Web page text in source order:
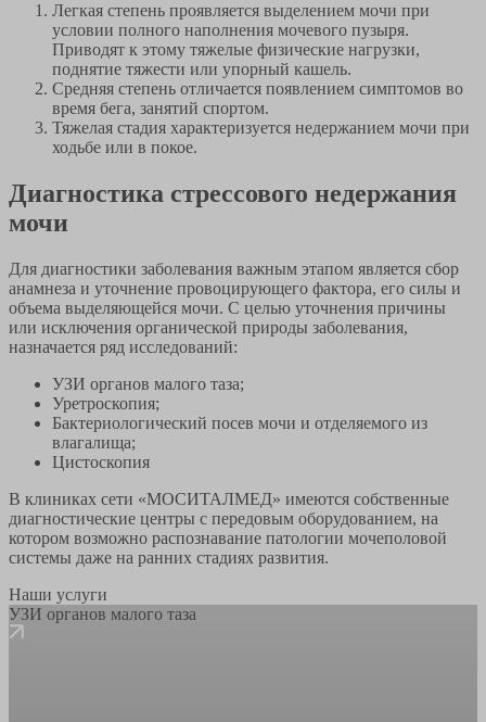
Легкая степень проявляется выделением мочи при
условии полного наполнения мочевого пузыря.
Приводят к этому тяжелые физические нагрузки,
поднятие тяжести или упорный кашель.
Средняя степень отличается появлением симптомов во
время бега, занятий спортом.
Тяжелая стадия характеризуется недержанием мочи при
ходьбе или в покое.
Диагностика стрессового недержания
мочи
Для диагностики заболевания важным этапом является сбор
анамнеза и уточнение провоцирующего фактора, его силы и
объема выделяющейся мочи. С целью уточнения причины
или исключения органической природы заболевания,
назначается ряд исследований:
УЗИ органов малого таза;
Уретроскопия;
Бактериологический посев мочи и отделяемого из
влагалища;
Цистоскопия
В клиниках сети «МОСИТАЛМЕД» имеются собственные
диагностические центры с передовым оборудованием, на
котором возможно распознавание патологии мочеполовой
системы даже на ранних стадиях развития.
Наши услуги
УЗИ органов малого таза